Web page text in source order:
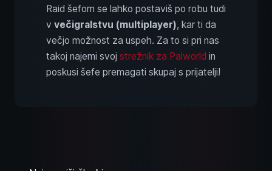
Raid šefom se lahko postaviš po robu tudi
v večigralstvu (multiplayer), kar ti da
večjo možnost za uspeh. Za to si pri nas
takoj najemi svoj strežnik za Palworld in
poskusi šefe premagati skupaj s prijatelji!